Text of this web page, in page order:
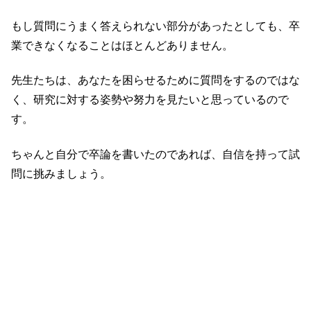
もし質問にうまく答えられない部分があったとしても、卒
業できなくなることはほとんどありません。
先生たちは、あなたを困らせるために質問をするのではな
く、研究に対する姿勢や努力を見たいと思っているので
す。
ちゃんと自分で卒論を書いたのであれば、自信を持って試
問に挑みましょう。